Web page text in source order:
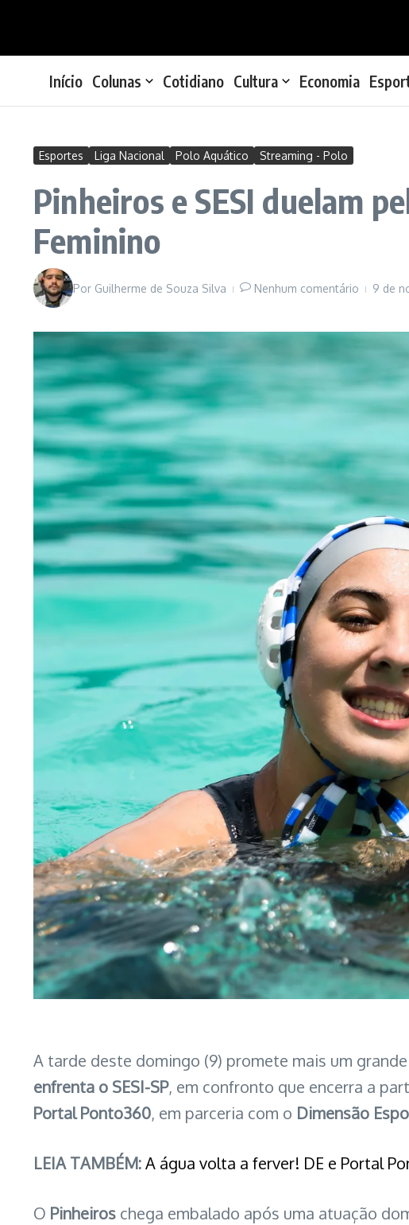
Início Colunas Cotidiano Cultura Economia
Esportes Liga Nacional Polo Aquático Streaming - Polo
Pinheiros e SESI duelam
Feminino
Por Guilherme de Souza Silva Nenhum comentário 9 de
A tarde deste domingo (9) promete mais um
enfrenta o SESI-SP, em confronto que encerra a
Portal Ponto360, em parceria com o Dimensão
LEIA TAMBÉM:A água volta a ferver! DE e Portal
O Pinheiros chega embalado após uma atuação